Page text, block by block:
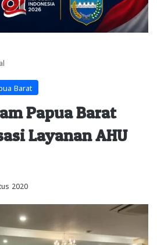
Barat
Papua Barat
Layanan AHU
2020